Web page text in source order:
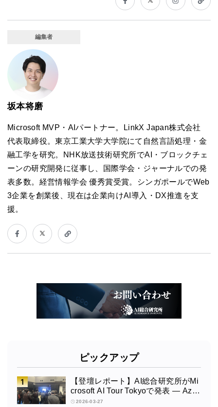
編集者
坂本将磨
Microsoft MVP・AIパートナー。LinkX Japan株式会社
代表取締役。東京工業大学大学院にて自然言語処理・金
融工学を研究。NHK放送技術研究所でAI・ブロックチェ
ーンの研究開発に従事し、国際学会・ジャーナルでの発
表多数。経営情報学会 優秀賞受賞。シンガポールでWeb
3企業を創業後、現在は企業向けAI導入・DX推進を支
援。
ピックアップ
【登壇レポート】AI総合研究所がMi
crosoft AI Tour Tokyoで発表 ― Azur
e OpenAI × Fabric × TeamsによるAI
2026-03-27